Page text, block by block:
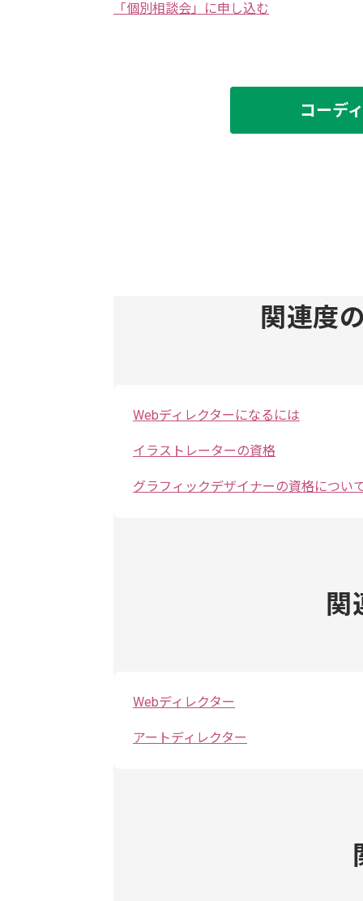
「個別相談会」に申し込む
コーデ
関連度
Webディレクターになるには
イラストレーターの資格
グラフィックデザイナーの資格につい
関
Webディレクター
アートディレクター